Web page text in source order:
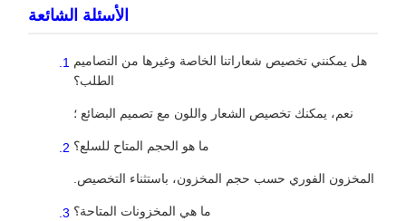
الأسئلة الشائعة
هل يمكنني تخصيص شعاراتنا الخاصة وغيرها من التصاميم
الطلب؟
نعم، يمكنك تخصيص الشعار واللون مع تصميم البضائع ؛
ما هو الحجم المتاح للسلع؟
المخزون الفوري حسب حجم المخزون، باستثناء التخصيص.
ما هي المخزونات المتاحة؟